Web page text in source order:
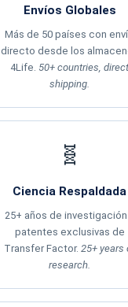
Envíos Globales
Más de 50 países con
directo desde los
4Life. 50+ countries, direct
shipping.
🧬
Ciencia Respaldada
25+ años de investigación
patentes exclusivas de
Transfer Factor. 25+ years
research.